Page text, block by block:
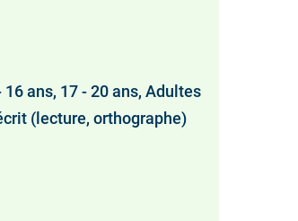
16 ans, 17 - 20 ans, Adultes
(lecture, orthographe)